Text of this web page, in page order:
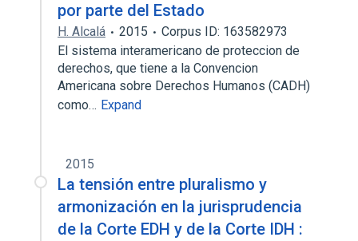
por parte del Estado
H. Alcalá 2015
Corpus ID: 163582973
El sistema interamericano de proteccion de
derechos, que tiene a la Convencion
Americana sobre Derechos Humanos (CADH)
como… Expand
2015
La tensión entre pluralismo y
armonización en la jurisprudencia
de la Corte EDH y de la Corte IDH :